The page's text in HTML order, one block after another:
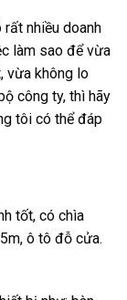
nhiều doanh
làm sao để vừa
vừa không lo
công ty, thì hãy
tôi có thể đáp
tốt, có chìa
ô tô đỗ cửa.